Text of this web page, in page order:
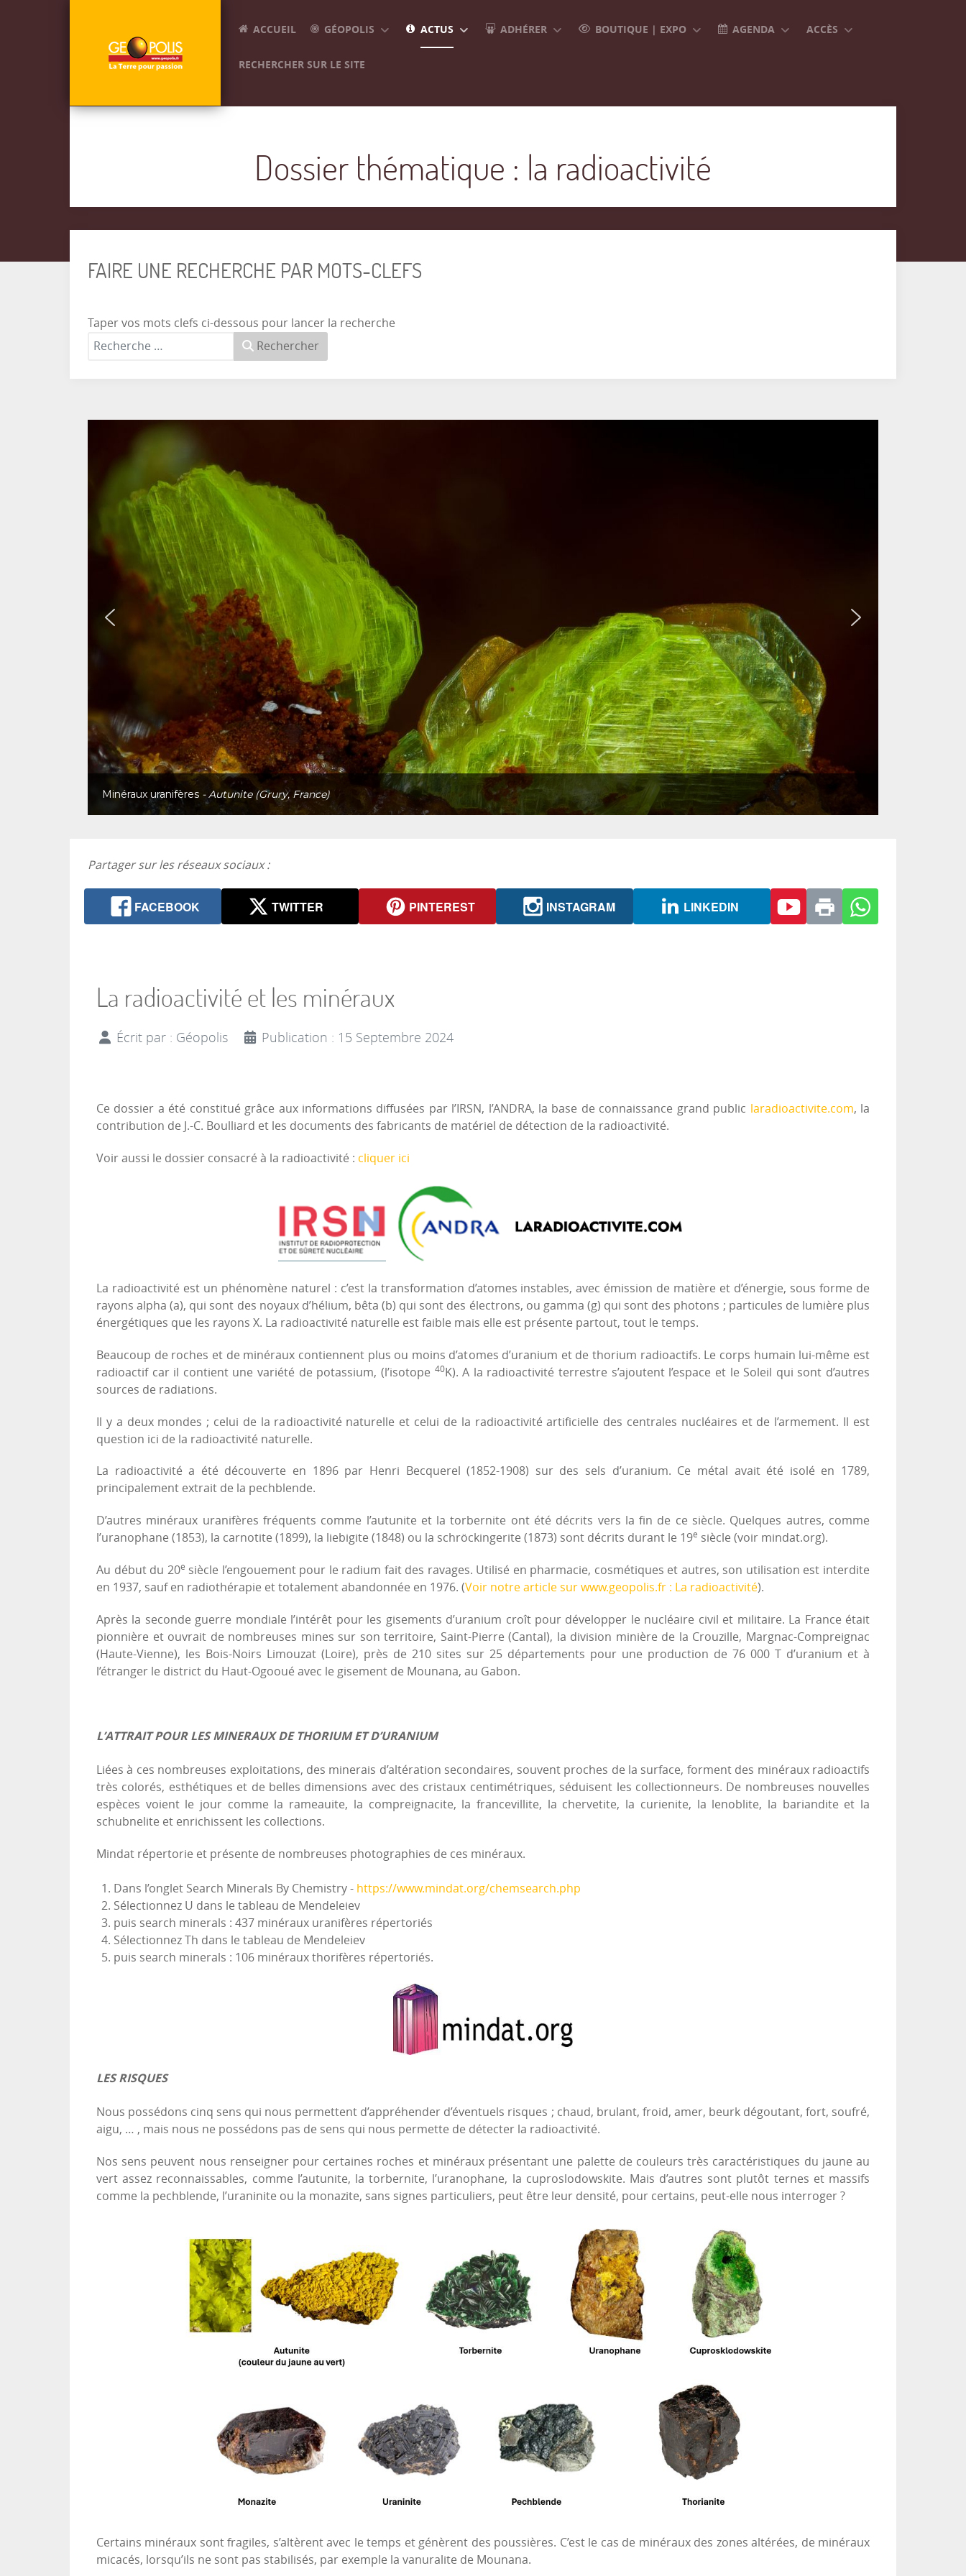
ACCUEIL GÉOPOLIS ACTUS ADHÉRER BOUTIQUE | EXPO AGENDA ACCÈS
RECHERCHER SUR LE SITE
Dossier thématique : la radioactivité
FAIRE UNE RECHERCHE PAR MOTS-CLEFS
Taper vos mots clefs ci-dessous pour lancer la recherche
Rechercher
Minéraux uranifères - Autunite (Grury, France)
Partager sur les réseaux sociaux :
FACEBOOK TWITTER PINTEREST INSTAGRAM LINKEDIN
La radioactivité et les minéraux
Écrit par : Géopolis Publication : 15 Septembre 2024
Ce dossier a été constitué grâce aux informations diffusées par l’IRSN, l’ANDRA, la base de connaissance grand public laradioactivite.com, la
contribution de J.-C. Boulliard et les documents des fabricants de matériel de détection de la radioactivité.
Voir aussi le dossier consacré à la radioactivité : cliquer ici
La radioactivité est un phénomène naturel : c’est la transformation d’atomes instables, avec émission de matière et d’énergie, sous forme de
rayons alpha (a), qui sont des noyaux d’hélium, bêta (b) qui sont des électrons, ou gamma (g) qui sont des photons ; particules de lumière plus
énergétiques que les rayons X. La radioactivité naturelle est faible mais elle est présente partout, tout le temps.
Beaucoup de roches et de minéraux contiennent plus ou moins d’atomes d’uranium et de thorium radioactifs. Le corps humain lui-même est
radioactif car il contient une variété de potassium, (l’isotope 40K). A la radioactivité terrestre s’ajoutent l’espace et le Soleil qui sont d’autres
sources de radiations.
Il y a deux mondes ; celui de la radioactivité naturelle et celui de la radioactivité artificielle des centrales nucléaires et de l’armement. Il est
question ici de la radioactivité naturelle.
La radioactivité a été découverte en 1896 par Henri Becquerel (1852-1908) sur des sels d’uranium. Ce métal avait été isolé en 1789,
principalement extrait de la pechblende.
D’autres minéraux uranifères fréquents comme l’autunite et la torbernite ont été décrits vers la fin de ce siècle. Quelques autres, comme
l’uranophane (1853), la carnotite (1899), la liebigite (1848) ou la schröckingerite (1873) sont décrits durant le 19e siècle (voir mindat.org).
Au début du 20e siècle l’engouement pour le radium fait des ravages. Utilisé en pharmacie, cosmétiques et autres, son utilisation est interdite
en 1937, sauf en radiothérapie et totalement abandonnée en 1976. (Voir notre article sur www.geopolis.fr : La radioactivité).
Après la seconde guerre mondiale l’intérêt pour les gisements d’uranium croît pour développer le nucléaire civil et militaire. La France était
pionnière et ouvrait de nombreuses mines sur son territoire, Saint-Pierre (Cantal), la division minière de la Crouzille, Margnac-Compreignac
(Haute-Vienne), les Bois-Noirs Limouzat (Loire), près de 210 sites sur 25 départements pour une production de 76 000 T d’uranium et à
l’étranger le district du Haut-Ogooué avec le gisement de Mounana, au Gabon.
L’ATTRAIT POUR LES MINERAUX DE THORIUM ET D’URANIUM
Liées à ces nombreuses exploitations, des minerais d’altération secondaires, souvent proches de la surface, forment des minéraux radioactifs
très colorés, esthétiques et de belles dimensions avec des cristaux centimétriques, séduisent les collectionneurs. De nombreuses nouvelles
espèces voient le jour comme la rameauite, la compreignacite, la francevillite, la chervetite, la curienite, la lenoblite, la bariandite et la
schubnelite et enrichissent les collections.
Mindat répertorie et présente de nombreuses photographies de ces minéraux.
Dans l’onglet Search Minerals By Chemistry - https://www.mindat.org/chemsearch.php
Sélectionnez U dans le tableau de Mendeleiev
puis search minerals : 437 minéraux uranifères répertoriés
Sélectionnez Th dans le tableau de Mendeleiev
puis search minerals : 106 minéraux thorifères répertoriés.
LES RISQUES
Nous possédons cinq sens qui nous permettent d’appréhender d’éventuels risques ; chaud, brulant, froid, amer, beurk dégoutant, fort, soufré,
aigu, … , mais nous ne possédons pas de sens qui nous permette de détecter la radioactivité.
Nos sens peuvent nous renseigner pour certaines roches et minéraux présentant une palette de couleurs très caractéristiques du jaune au
vert assez reconnaissables, comme l’autunite, la torbernite, l’uranophane, la cuproslodowskite. Mais d’autres sont plutôt ternes et massifs
comme la pechblende, l’uraninite ou la monazite, sans signes particuliers, peut être leur densité, pour certains, peut-elle nous interroger ?
Certains minéraux sont fragiles, s’altèrent avec le temps et génèrent des poussières. C’est le cas de minéraux des zones altérées, de minéraux
micacés, lorsqu’ils ne sont pas stabilisés, par exemple la vanuralite de Mounana.